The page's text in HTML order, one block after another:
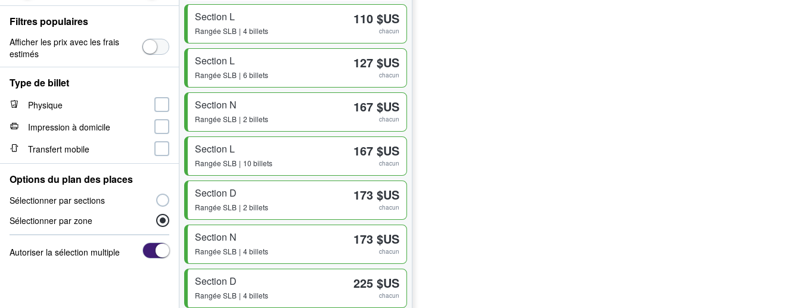
Section L
Rangée SLB 4 billets
110 $US
chacun
Section L
Rangée SLB 6 billets
127 $US
chacun
Section N
Rangée SLB 2 billets
167 $US
chacun
Section L
Rangée SLB 10 billets
167 $US
chacun
Section D
Rangée SLB 2 billets
173 $US
chacun
Section N
Rangée SLB 4 billets
173 $US
chacun
Section D
Rangée SLB 4 billets
225 $US
chacun
Filtres populaires
Afficher les prix avec les frais
estimés
Type de billet
Physique
Impression à domicile
Transfert mobile
Options du plan des places
Sélectionner par sections
Sélectionner par zone
Autoriser la sélection multiple